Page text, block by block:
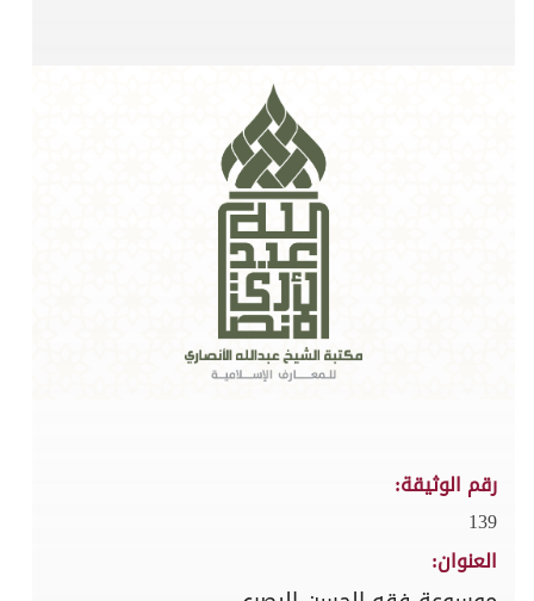
رقم الوثيقة:
139
العنوان: